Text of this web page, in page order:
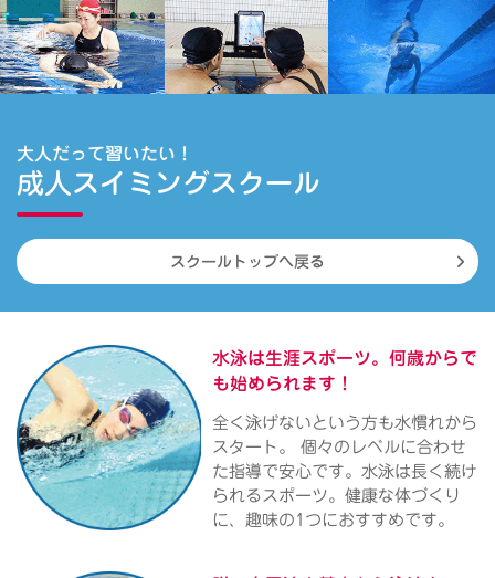
大人だって習いたい！
成人スイミングスクール
スクールトップへ戻る
水泳は生涯スポーツ。 何歳からで
も始められます！
全く泳げないという方も水慣れから
スタート。 個々のレベルに合わせ
た指導で安心です。水泳は長く続け
られるスポーツ。健康な体づくり
に、趣味の1つにおすすめです。